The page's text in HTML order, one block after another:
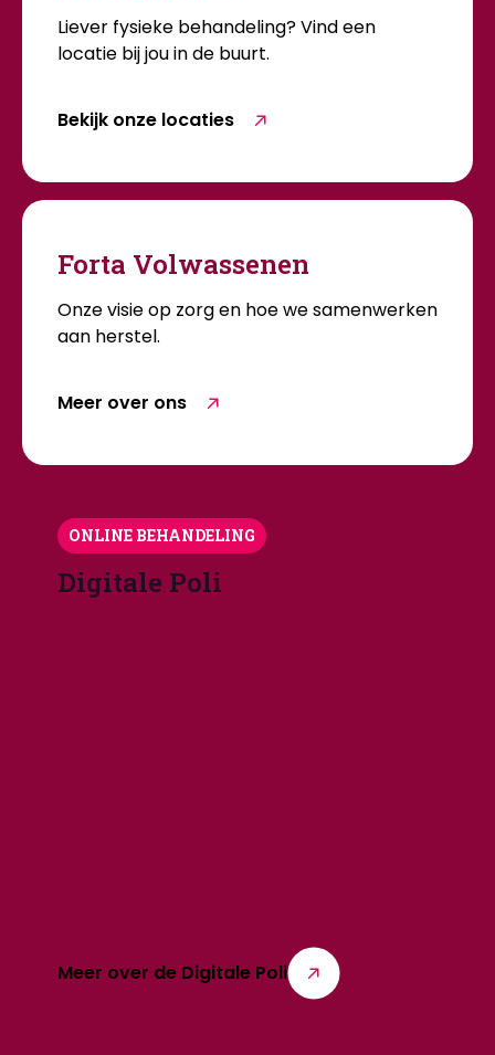
Liever fysieke behandeling? Vind een
locatie bij jou in de buurt.
Bekijk onze locaties
Forta Volwassenen
Onze visie op zorg en hoe we samenwerken
aan herstel.
Meer over ons
ONLINE BEHANDELING
Digitale Poli
Meer over de Digitale Poli